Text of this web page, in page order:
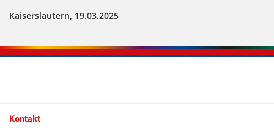
Kaiserslautern, 19.03.2025
Kontakt